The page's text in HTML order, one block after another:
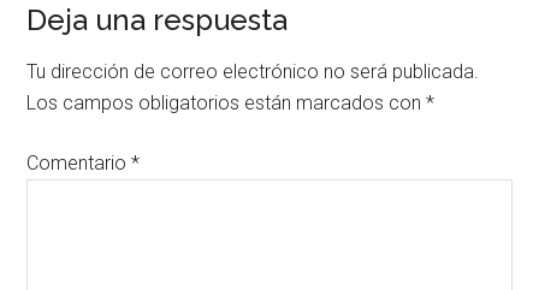
Interacciones
con
los
lectores
Deja una respuesta
Tu dirección de correo electrónico no será publicada.
Los campos obligatorios están marcados con*
Comentario*